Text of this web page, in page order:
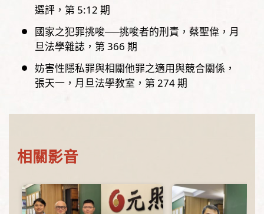
選評， 第 5:12 期
國家之犯罪挑唆──挑唆者的刑責
蔡聖偉
月
旦法學雜誌， 第366 期
妨害性隱私罪與相關他罪之適用與競合關係
張天一
月旦法學教室， 第274期
相關影音